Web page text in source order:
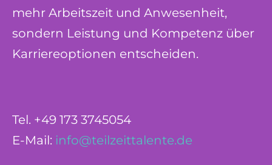
mehr Arbeitszeit und Anwesenheit,
sondern Leistung und Kompetenz über
Karriereoptionen entscheiden.
Tel. +49 173 3745054
E-Mail: info@teilzeittalente.de